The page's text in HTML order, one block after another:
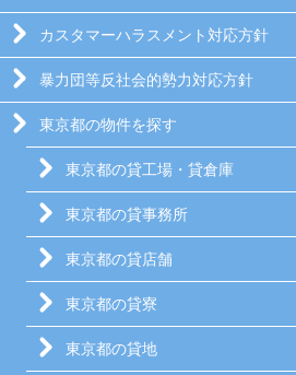
カスタマーハラスメント対応方針
暴力団等反社会的勢力対応方針
東京都の物件を探す
東京都の貸工場・貸倉庫
東京都の貸事務所
東京都の貸店舗
東京都の貸寮
東京都の貸地